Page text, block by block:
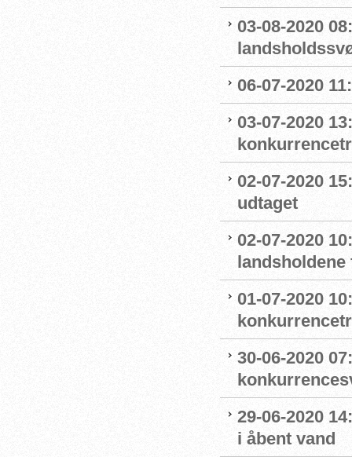
03-08-2020
06-07-2020
03-07-2020
02-07-2020
udtaget
02-07-2020
01-07-2020
30-06-2020
29-06-2020
i åbent vand